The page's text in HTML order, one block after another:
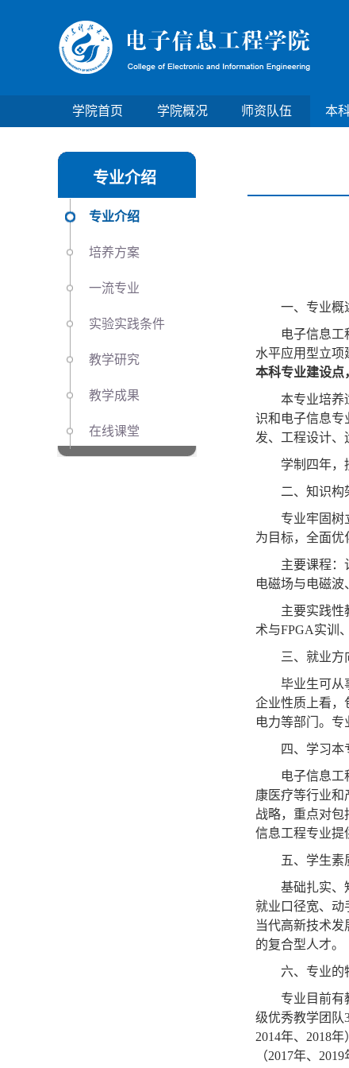
学院首页 学院概况 师资队伍 本
专业介绍
专业介绍
培养方案
一流专业
实验实践条件
教学研究
教学成果
在线课堂
一、专业概
电子信息工
水平应用型立项
本科专业建设点
本专业培养
识和电子信息专
发、工程设计、
学制四年，
二、知识构
专业牢固树
为目标，全面优
主要课程：
电磁场与电磁波
主要实践性
术与FPGA实训
三、就业方
毕业生可从
企业性质上看，
电力等部门。专
四、学习本
电子信息
康医疗等行业和
战略，重点对包
信息工程专业提
五、学生素
基础扎实、
就业口径宽、动
当代高新技术
的复合型人才。
六、专业的
专业目前有
级优秀教学团队
2014年、 2018年
（2017年、 2019